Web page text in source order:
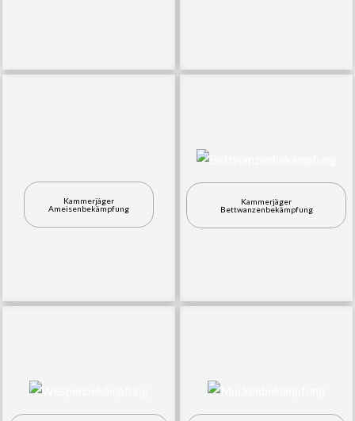
Kammerjäger
Ameisenbekämpfung
Kammerjäger
Bettwanzenbekämpfung